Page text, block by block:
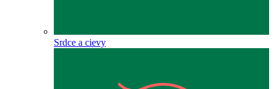
Srdce a cievy